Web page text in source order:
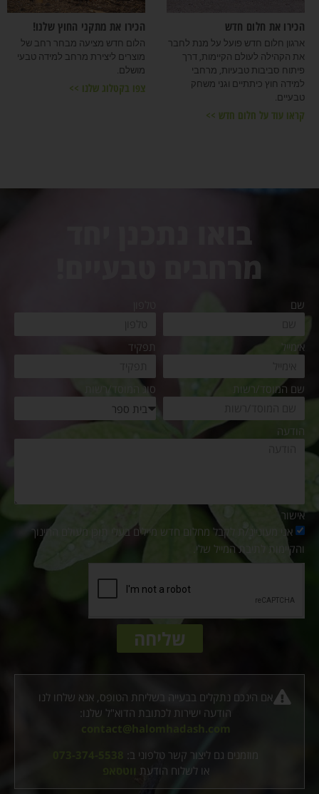
הכירו את חלום חדש
ארגון חלום חדש פועל על מנת לחבר
את הקהילה לעולם הקיימות, דרך
פיתוח סביבות טבעיות, מרחבי
למידה חוץ כיתתיים וגני משחק
טבעיים.
קראו עוד על חלום חדש >>
הכירו את מתקני החוץ שלנו!
הלום חדש מציעה מבחר רחב של
מוצרים ליצירת מרחב למידה טבעי
מושלם.
צפו בקטלוג שלנו >>
מרחבים טבעיים!
שם
אימייל תפקיד
שם המוסד/רשות סוג המוסד/רשות
הודעה
אישור
אני מעוניינ/ת לקבל מחלום חדש מיילים בעלי תוכן מעולם החינוך
והקיימות לתיבת המייל שלי.
שליחה
אם הינכם נתקלים בבעייה בשליחת הטופס, אנא שלחו לנו
הודעה ישירות לכתובת הדוא"ל שלנו:
contact@halomhadash.com
מוזמנים גם ליצור קשר טלפוני ב:
073-374-5538
או לשלוח הודעת
ווטסאפ